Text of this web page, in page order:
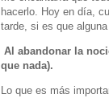
hacerlo. Hoy en día,
tarde, si es que
Al abandonar la
que nada).
Lo que es más